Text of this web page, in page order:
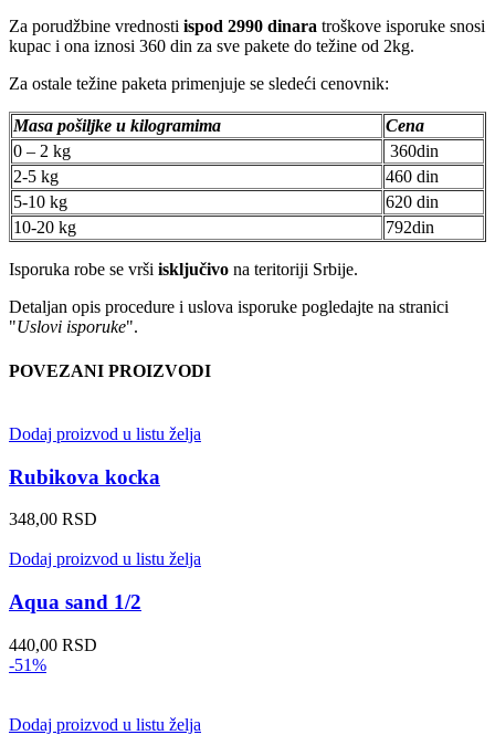
Za porudžbine vrednosti ispod 2990 dinara troškove isporuke snosi
kupac i ona iznosi 360 din za sve pakete do težine od 2kg.
Za ostale težine paketa primenjuje se sledeći cenovnik:
Masa pošiljke u kilogramima
Cena
0 – 2 kg
360din
2-5 kg
460 din
5-10 kg
620 din
10-20 kg
792din
Isporuka robe se vrši isključivo na teritoriji Srbije.
Detaljan opis procedure i uslova isporuke pogledajte na stranici
"Uslovi isporuke".
POVEZANI PROIZVODI
Dodaj proizvod u listu želja
Rubikova kocka
348,00 RSD
Dodaj proizvod u listu želja
Aqua sand 1/2
440,00 RSD
-51%
Dodaj proizvod u listu želja